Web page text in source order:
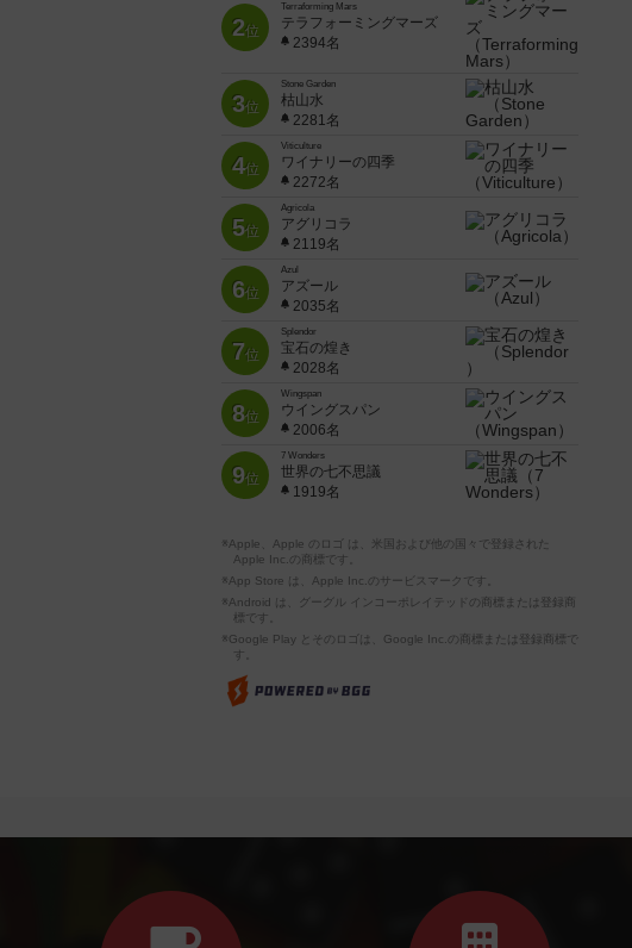
2位
Terraforming Mars
テラフォーミングマーズ
2394名
3位
Stone Garden
枯山水
2281名
4位
Viticulture
ワイナリーの四季
2272名
5位
Agricola
アグリコラ
2119名
6位
Azul
アズール
2035名
7位
Splendor
宝石の煌き
2028名
8位
Wingspan
ウイングスパン
2006名
9位
7 Wonders
世界の七不思議
1919名
※Apple、Apple のロゴ は、米国および他の国々で登録された
Apple Inc.の商標です。
※App Store は、Apple Inc.のサービスマークです。
※Android は、グーグル インコーポレイテッドの商標または登録商
標です。
※Google Play とそのロゴは、Google Inc.の商標または登録商標で
す。